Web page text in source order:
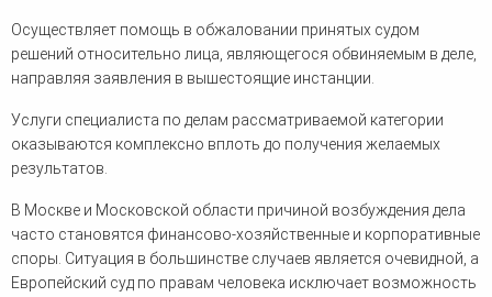
Осуществляет помощь в обжаловании принятых судом
решений относительно лица, являющегося обвиняемым в деле,
направляя заявления в вышестоящие инстанции.
Услуги специалиста по делам рассматриваемой категории
оказываются комплексно вплоть до получения желаемых
результатов.
В Москве и Московской области причиной возбуждения дела
часто становятся финансово-хозяйственные и корпоративные
споры. Ситуация в большинстве случаев является очевидной, а
Европейский суд по правам человека исключает возможность